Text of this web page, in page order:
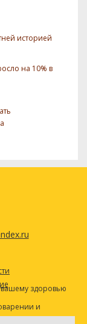
историей
на 10% в
здоровью
и